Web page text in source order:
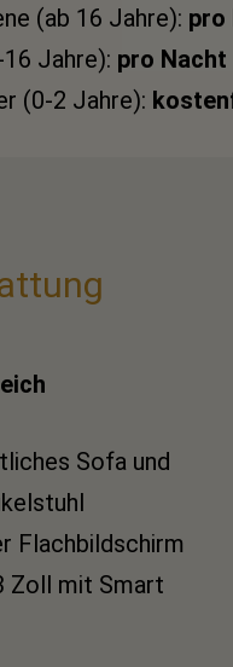
(ab 16 Jahre): pro
Jahre): pro Nacht
(0-2 Jahre):
Sofa und
Flachbildschirm
Zoll mit Smart